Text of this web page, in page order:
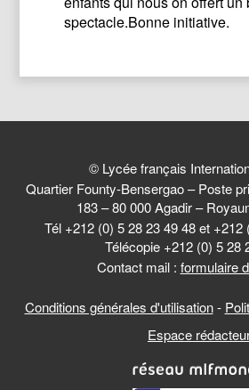
spectacle.Bonne initiative.
© Lycée français
Quartier Founty-Bensergao – Poste
183 – 80 000 Agadir –
Tél +212 (0) 5 28 23 49 48 et +212
Télécopie +212 (0) 5 28
Contact mail : formulaire
Conditions générales d'utilisation-
Espace